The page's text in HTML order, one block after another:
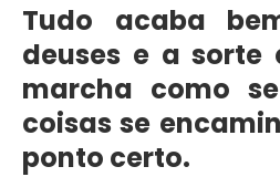
Tudo acaba
deuses e a sorte
marcha como
coisas se
ponto certo.